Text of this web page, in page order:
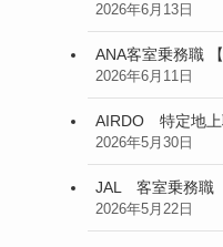
2026年6月13日
ANA客室乗務職
2026年6月11日
AIRDO 特定地上
2026年5月30日
JAL 客室乗務職
2026年5月22日